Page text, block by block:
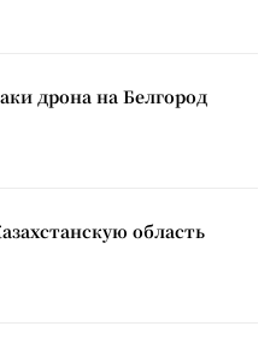
дрона на Белгород
область